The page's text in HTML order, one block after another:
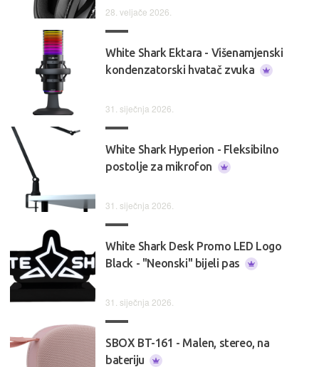
28. veljače 2026.
White Shark Ektara - Višenamjenski
kondenzatorski hvatač zvuka
31. siječnja 2026.
White Shark Hyperion - Fleksibilno
postolje za mikrofon
31. siječnja 2026.
White Shark Desk Promo LED Logo
Black - "Neonski" bijeli pas
31. siječnja 2026.
SBOX BT-161 - Malen, stereo, na
bateriju